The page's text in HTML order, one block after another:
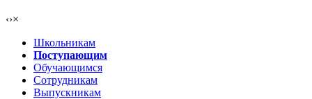
‹›×
Школьникам
Поступающим
Обучающимся
Сотрудникам
Выпускникам